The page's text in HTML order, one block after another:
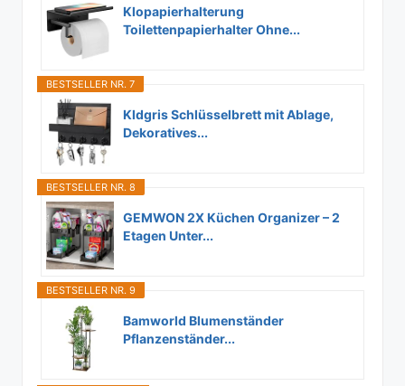
Klopapierhalterung
Toilettenpapierhalter Ohne...
BESTSELLER NR. 7
Kldgris Schlüsselbrett mit Ablage,
Dekoratives...
BESTSELLER NR. 8
GEMWON 2X Küchen Organizer – 2
Etagen Unter...
BESTSELLER NR. 9
Bamworld Blumenständer
Pflanzenständer...